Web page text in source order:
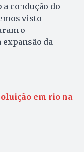
a condução do
visto
o
expansão da
em rio na